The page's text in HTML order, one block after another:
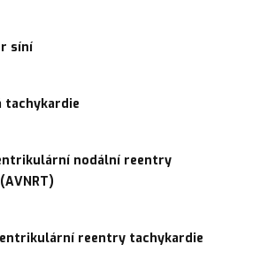
síní
tachykardie
nodální reentry
reentry tachykardie